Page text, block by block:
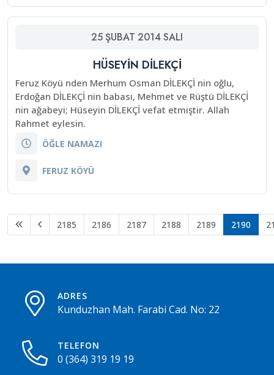
25ŞUBAT 2014SALI
HÜSEYİN DİLEKÇİ
Feruz Köyü nden Merhum Osman DİLEKÇİ nin oğlu,
Erdoğan DİLEKÇİ nin babası, Mehmet ve Rüştü DİLEKÇİ
nin ağabeyi; Hüseyin DİLEKÇİ vefat etmiştir. Allah
Rahmet eylesin.
ÖĞLE NAMAZI
FERUZ KÖYÜ
2185 2186 2187 2188 2189 2190
ADRES
Kunduzhan Mah. Farabi Cad. No: 22
TELEFON
0 (364) 319 19 19